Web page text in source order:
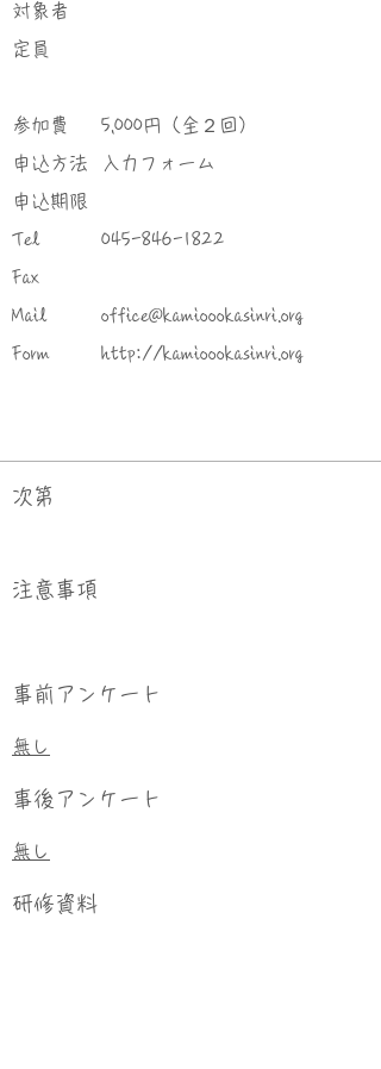
対象者
定員
参加費
申込方法
申込期限
Tel
Fax
Mail
Form
5,000円（全２回）
入力フォーム
045-846-1822
office@kamioookasinri.org
http://kamioookasinri.org
次第
​注意事項
事前アンケート
無し
事後アンケート
無し
研修資料